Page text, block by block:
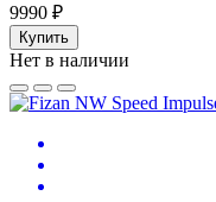
9990 ₽
Купить
Нет в наличии